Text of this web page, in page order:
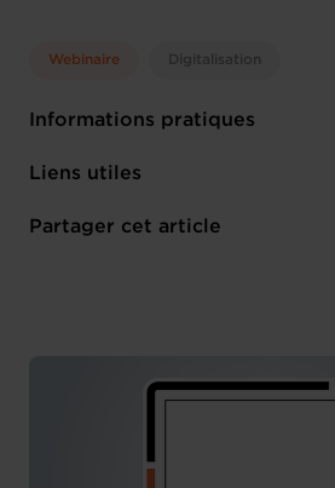
Webinaire Digitalisation
Informations pratiques
Mercredi 13 Nov 2024
Online
Liens utiles
M'inscrire
Partager cet article